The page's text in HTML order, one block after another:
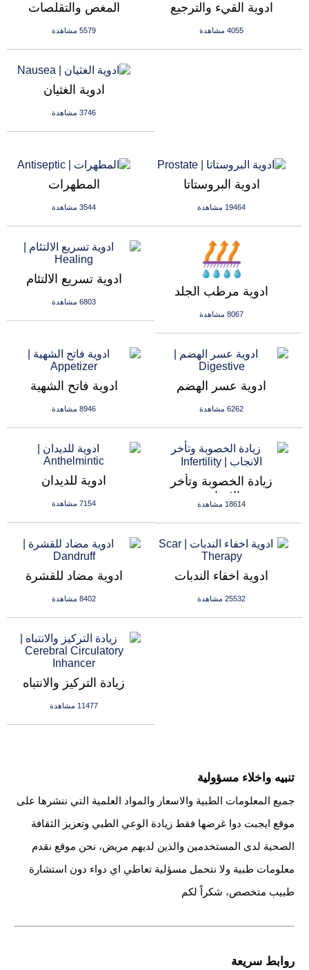
المغص والتقلصات
5579 مشاهدة
ادوية القيء والترجيع
4055 مشاهدة
ادوية الغثيان
3746 مشاهدة
المطهرات
3544 مشاهدة
ادوية البروستاتا
19464 مشاهدة
ادوية تسريع الالتئام
6803 مشاهدة
ادوية مرطب الجلد
8067 مشاهدة
ادوية فاتح الشهية
8946 مشاهدة
ادوية عسر الهضم
6262 مشاهدة
ادوية للديدان
7154 مشاهدة
زيادة الخصوبة وتأخر
الانجاب
18614 مشاهدة
ادوية مضاد للقشرة
8402 مشاهدة
ادوية اخفاء الندبات
25532 مشاهدة
زيادة التركيز والانتباه
11477 مشاهدة
تنبيه واخلاء مسؤولية
جميع المعلومات الطبية والاسعار والمواد العلمية التي ننشرها على
موقع ايجبت دوا غرضها فقط زيادة الوعي الطبي وتعزيز الثقافة
الصحية لدى المستخدمين والذين لديهم مريض، نحن موقع نقدم
معلومات طبية ولا نتحمل مسؤلية تعاطي اي دواء دون استشارة
طبيب متخصص، شكراً لكم
روابط سريعة